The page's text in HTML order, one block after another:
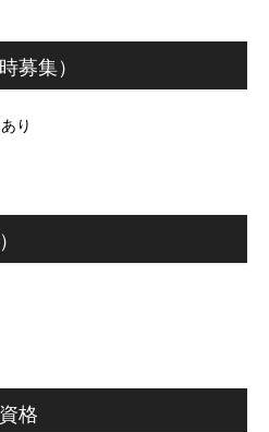
募集）
り
格